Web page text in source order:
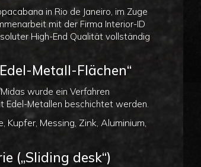
in Rio de Janeiro, im Zuge
mit der Firma Interior-ID
High-End Qualität vollständig
Metall-Flächen“
wurde ein Verfahren
Edel-Metallen beschichtet werden.
Kupfer, Messing, Zink, Aluminium,
(„Sliding desk“)